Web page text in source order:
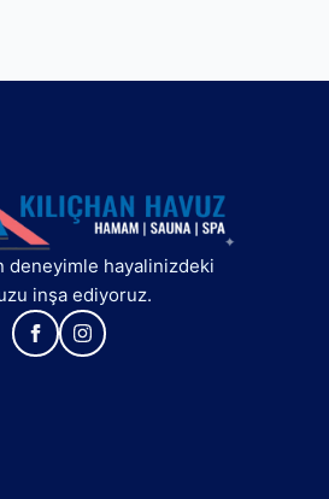
deneyimle hayalinizdeki
inşa ediyoruz.